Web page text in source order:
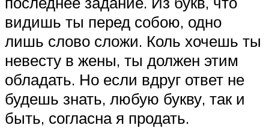
видишь ты перед собою, одно
лишь слово сложи. Коль хочешь ты
невесту в жены, ты должен этим
обладать. Но если вдруг ответ не
будешь знать, любую букву, так и
быть, согласна я продать.